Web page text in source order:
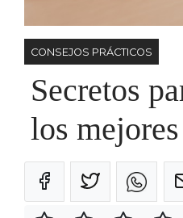
CONSEJOS PRÁCTICOS
Secretos
los